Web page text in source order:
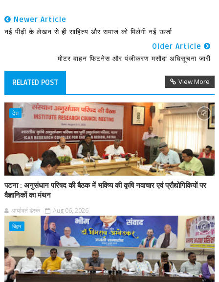
Newer Article
नई पीढ़ी के लेखन से ही साहित्य और समाज को मिलेगी नई ऊर्जा
Older Article
मोटर वाहन फिटनेस और पंजीकरण मसौदा अधिसूचना जारी
RELATED POST View More
देश
पटना : अनुसंधान परिषद की बैठक में भविष्य की कृषि नवाचार एवं प्रौद्योगिकियों पर
वैज्ञानिकों का मंथन
आर्यावर्त डेस्क Aug 06, 2026
बिहार